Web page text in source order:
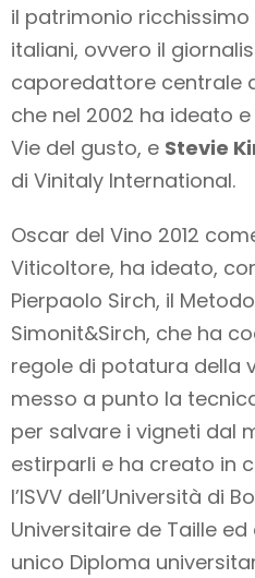
il patrimonio
italiani, ovvero il
caporedattore centrale
che nel 2002 ha ideato
Vie del gusto, e Stevie
di Vinitaly International.
Oscar del Vino 2012
Viticoltore, ha ideato,
Pierpaolo Sirch, il
Simonit&Sirch, che ha
regole di potatura della
messo a punto la
per salvare i vigneti dal
estirparli e ha creato in
l’ISVV dell’Università di
Universitaire de Taille
unico Diploma